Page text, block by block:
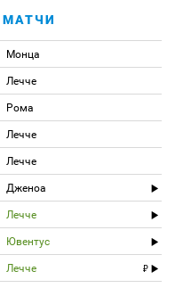
Монца
Лечче
Рома
Лечче
Лечче
Дженоа
Лечче
Ювентус
Лечче